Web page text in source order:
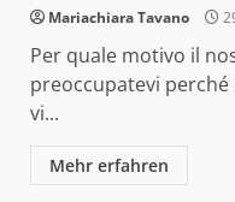
Mariachiara Tavano
Per quale motivo il
preoccupatevi
vi...
Mehr erfahren